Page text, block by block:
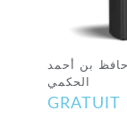
بن أحمد
الحكمي
GRATUIT